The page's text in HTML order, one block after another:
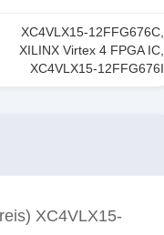
XC4VLX15-12FFG676C
XILINX Virtex 4 FPGA IC
XC4VLX15-12FFG676I
XC4VLX15-